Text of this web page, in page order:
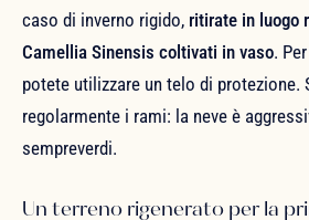
caso di inverno rigido, ritirate in luogo
Camellia Sinensis coltivati in vaso.
potete utilizzare un telo di protezione.
regolarmente i rami: la neve è
sempreverdi.
Un terreno rigenerato per la